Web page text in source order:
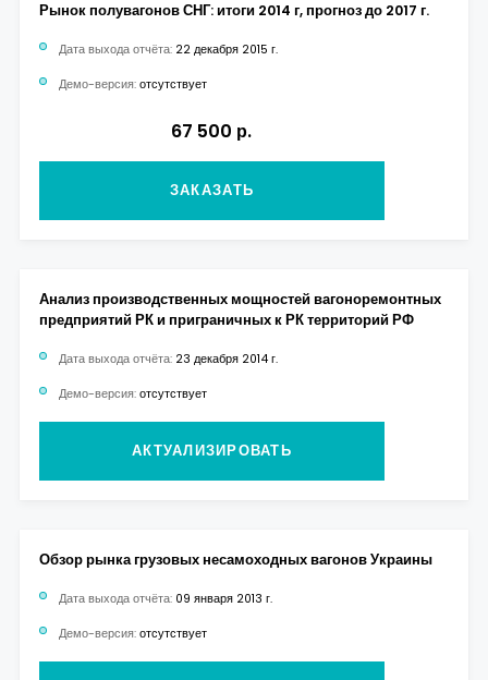
Рынок полувагонов СНГ: итоги 2014 г, прогноз до 2017 г.
Дата выхода отчёта: 22 декабря 2015 г.
Демо-версия: отсутствует
67 500 р.
ЗАКАЗАТЬ
Анализ производственных мощностей вагоноремонтных
предприятий РК и приграничных к РК территорий РФ
Дата выхода отчёта: 23 декабря 2014 г.
Демо-версия: отсутствует
АКТУАЛИЗИРОВАТЬ
Обзор рынка грузовых несамоходных вагонов Украины
Дата выхода отчёта: 09 января 2013 г.
Демо-версия: отсутствует